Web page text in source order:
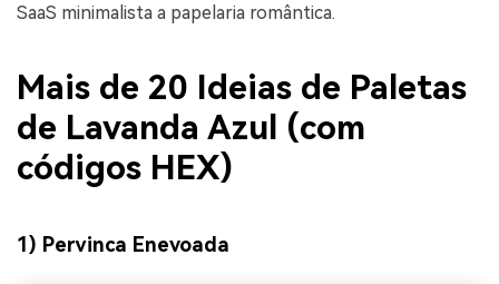
SaaS minimalista a papelaria romântica.
Mais de 20 Ideias de Paletas
de Lavanda Azul (com
códigos HEX)
1) Pervinca Enevoada